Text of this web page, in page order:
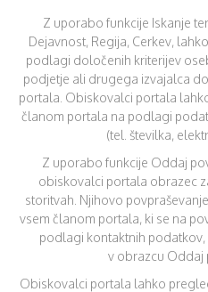
Z uporabo funkcije Iskanje
Dejavnost, Regija, Cerkev,
podlagi določenih kriterijev
podjetje ali drugega izvajalca
portala. Obiskovalci portala
članom portala na podlagi
(tel. številka,
Z uporabo funkcije Oddaj
obiskovalci portala obrazec
storitvah. Njihovo
vsem članom portala, ki se na
podlagi kontaktnih
v obrazcu Oddaj
Obiskovalci portala lahko